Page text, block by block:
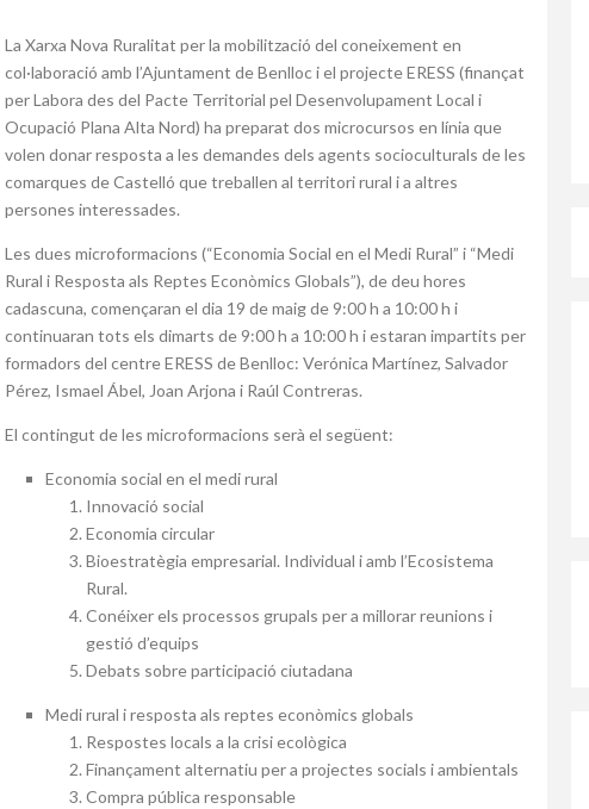
La Xarxa Nova Ruralitat per la mobilització del coneixement en
col·laboració amb l’Ajuntament de Benlloc i el projecte ERESS (finançat
per Labora des del Pacte Territorial pel Desenvolupament Local i
Ocupació Plana Alta Nord) ha preparat dos microcursos en línia que
volen donar resposta a les demandes dels agents socioculturals de les
comarques de Castelló que treballen al territori rural i a altres
persones interessades.
Les dues microformacions (“Economia Social en el Medi Rural” i “Medi
Rural i Resposta als Reptes Econòmics Globals”), de deu hores
cadascuna, començaran el dia 19 de maig de 9:00 h a 10:00 h i
continuaran tots els dimarts de 9:00 h a 10:00 h i estaran impartits per
formadors del centre ERESS de Benlloc: Verónica Martínez, Salvador
Pérez, Ismael Ábel, Joan Arjona i Raúl Contreras.
El contingut de les microformacions serà el següent:
Economia social en el medi rural
Innovació social
Economia circular
Bioestratègia empresarial. Individual i amb l’Ecosistema
Rural.
Conéixer els processos grupals per a millorar reunions i
gestió d’equips
Debats sobre participació ciutadana
Medi rural i resposta als reptes econòmics globals
Respostes locals a la crisi ecològica
Finançament alternatiu per a projectes socials i ambientals
Compra pública responsable